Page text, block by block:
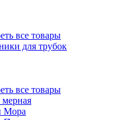
все товары
для трубок
все товары
Мора